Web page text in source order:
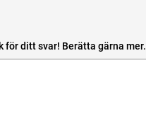
för ditt svar! Berätta gärna mer.